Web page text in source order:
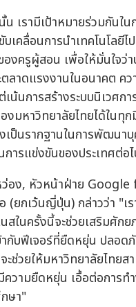
น เรามีเป้าหมายร่วมกัน
บเคลื่อนการนำเทคโนโลยี
งครูผู้สอน เพื่อให้มั่นใจว่
ลาดแรงงานในอนาคต ค
เน้นการสร้างระบบนิเวศ
งมหาวิทยาลัยไทยได้ใน
เป็นรากฐานในการพัฒน
การแข่งขันของประเทศต่อ
อง, หัวหน้าฝ่าย Google
(ยกเว้นญี่ปุ่น) กล่าวว่า "เ
สในครั้งนี้จะช่วยเสริมศัก
ากับฟีเจอร์ที่ยืดหยุ่น ปลอ
ช่วยให้มหาวิทยาลัยไทยส
วามยืดหยุ่น เอื้อต่อการท
ษา"